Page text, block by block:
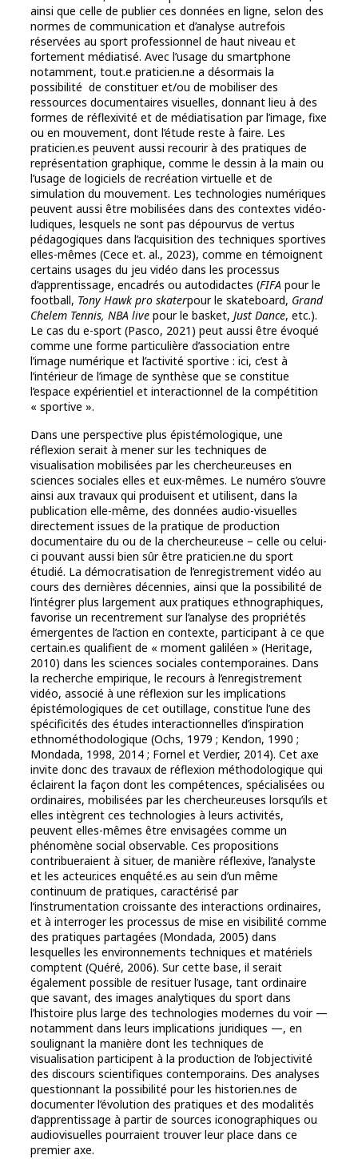
ainsi que celle de publier ces données en ligne, selon des
normes de communication et d’analyse autrefois
réservées au sport professionnel de haut niveau et
fortement médiatisé. Avec l’usage du smartphone
notamment, tout.e praticien.ne a désormais la
possibilité de constituer et/ou de mobiliser des
ressources documentaires visuelles, donnant lieu à des
formes de réflexivité et de médiatisation par l’image, fixe
ou en mouvement, dont l’étude reste à faire. Les
praticien.es peuvent aussi recourir à des pratiques de
représentation graphique, comme le dessin à la main ou
l’usage de logiciels de recréation virtuelle et de
simulation du mouvement. Les technologies numériques
peuvent aussi être mobilisées dans des contextes vidéo-
ludiques, lesquels ne sont pas dépourvus de vertus
pédagogiques dans l’acquisition des techniques sportives
elles-mêmes (Cece et. al., 2023), comme en témoignent
certains usages du jeu vidéo dans les processus
d’apprentissage, encadrés ou autodidactes (FIFA pour le
football, Tony Hawk pro skaterpour le skateboard, Grand
Chelem Tennis, NBA live pour le basket, Just Dance, etc.).
Le cas du e-sport (Pasco, 2021) peut aussi être évoqué
comme une forme particulière d’association entre
l’image numérique et l’activité sportive : ici, c’est à
l’intérieur de l’image de synthèse que se constitue
l’espace expérientiel et interactionnel de la compétition
« sportive ».
Dans une perspective plus épistémologique, une
réflexion serait à mener sur les techniques de
visualisation mobilisées par les chercheur.euses en
sciences sociales elles et eux-mêmes. Le numéro s’ouvre
ainsi aux travaux qui produisent et utilisent, dans la
publication elle-même, des données audio-visuelles
directement issues de la pratique de production
documentaire du ou de la chercheur.euse – celle ou celui-
ci pouvant aussi bien sûr être praticien.ne du sport
étudié. La démocratisation de l’enregistrement vidéo au
cours des dernières décennies, ainsi que la possibilité de
l’intégrer plus largement aux pratiques ethnographiques,
favorise un recentrement sur l’analyse des propriétés
émergentes de l’action en contexte, participant à ce que
certain.es qualifient de « moment galiléen » (Heritage,
2010) dans les sciences sociales contemporaines. Dans
la recherche empirique, le recours à l’enregistrement
vidéo, associé à une réflexion sur les implications
épistémologiques de cet outillage, constitue l’une des
spécificités des études interactionnelles d’inspiration
ethnométhodologique (Ochs, 1979 ; Kendon, 1990 ;
Mondada, 1998, 2014 ; Fornel et Verdier, 2014). Cet axe
invite donc des travaux de réflexion méthodologique qui
éclairent la façon dont les compétences, spécialisées ou
ordinaires, mobilisées par les chercheur.euses lorsqu’ils et
elles intègrent ces technologies à leurs activités,
peuvent elles-mêmes être envisagées comme un
phénomène social observable. Ces propositions
contribueraient à situer, de manière réflexive, l’analyste
et les acteur.ices enquêté.es au sein d’un même
continuum de pratiques, caractérisé par
l’instrumentation croissante des interactions ordinaires,
et à interroger les processus de mise en visibilité comme
des pratiques partagées (Mondada, 2005) dans
lesquelles les environnements techniques et matériels
comptent (Quéré, 2006). Sur cette base, il serait
également possible de resituer l’usage, tant ordinaire
que savant, des images analytiques du sport dans
l’histoire plus large des technologies modernes du voir —
notamment dans leurs implications juridiques —, en
soulignant la manière dont les techniques de
visualisation participent à la production de l’objectivité
des discours scientifiques contemporains. Des analyses
questionnant la possibilité pour les historien.nes de
documenter l’évolution des pratiques et des modalités
d’apprentissage à partir de sources iconographiques ou
audiovisuelles pourraient trouver leur place dans ce
premier axe.